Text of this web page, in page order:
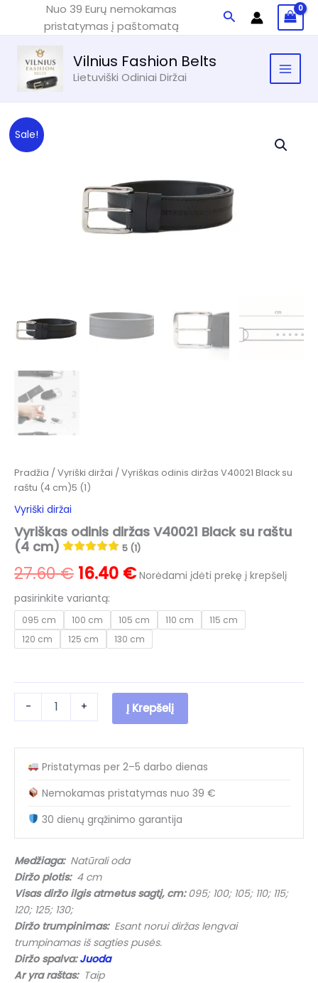
Nuo 39 Eurų nemokamas
pristatymas į paštomatą
Paieška
Vilnius Fashion Belts
Lietuviški Odiniai Diržai
Sale!
Pradžia /Vyriški diržai / Vyriškas odinis diržas V40021 Black su
raštu (4 cm)5 (1)
Vyriški diržai
Vyriškas odinis diržas V40021 Black su raštu
(4 cm)
5 (1)
27.60€ Original
price
was:
27.60 €.
16.40 €Current
is:
16.40 €.
Norėdami įdėti prekę į krepšelį
pasirinkite variantą:
095 cm 100 cm 105 cm 110 cm
115 cm
120 cm
125 cm 130 cm
-
produkto
V40021
Black
raštu
cm)
+ Į Krepšelį
Pristatymas per 2–5 darbo dienas
Nemokamas pristatymas nuo 39 €
30 dienų grąžinimo garantija
Medžiaga: Natūrali oda
Diržo plotis:4 cm
Visas diržo ilgis atmetus sagtį, cm:095; 100; 105; 110; 115;
120; 125; 130;
Diržo trumpinimas:Esant norui diržas lengvai
trumpinamas iš sagties pusės.
Diržo spalva: Juoda
Ar yra raštas:Taip